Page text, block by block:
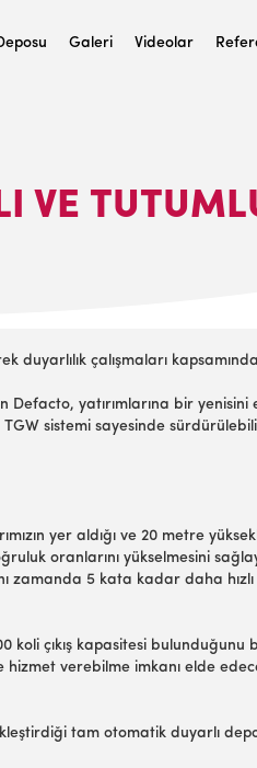
Galeri Videolar
VE
çalışmaları
Defacto, yatırımlarına bir
sistemi sayesinde
yer aldığı ve 20 metre
oranlarını yükselmesini
5 kata kadar daha hızlı
çıkış kapasitesi bulunduğunu
verebilme imkanı elde
tam otomatik duyarlı